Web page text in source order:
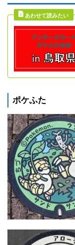
ポケふた